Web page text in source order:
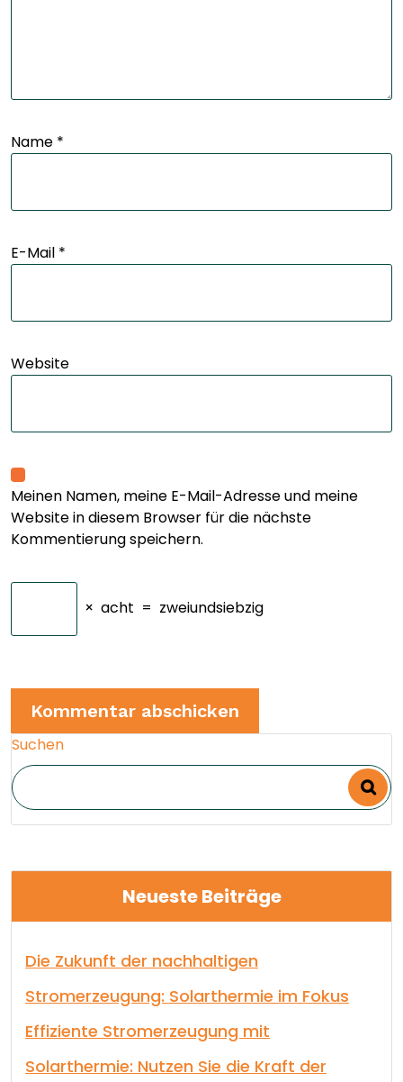
Name *
E-Mail *
Website
Meinen Namen, meine E-Mail-Adresse und meine
Website in diesem Browser für die nächste
Kommentierung speichern.
× acht = zweiundsiebzig
Suchen
Neueste Beiträge
Die Zukunft der nachhaltigen
Stromerzeugung: Solarthermie im Fokus
Effiziente Stromerzeugung mit
Solarthermie: Nutzen Sie die Kraft der